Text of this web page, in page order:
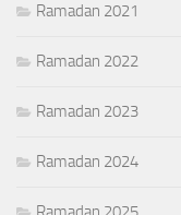
Ramadan 2021
Ramadan 2022
Ramadan 2023
Ramadan 2024